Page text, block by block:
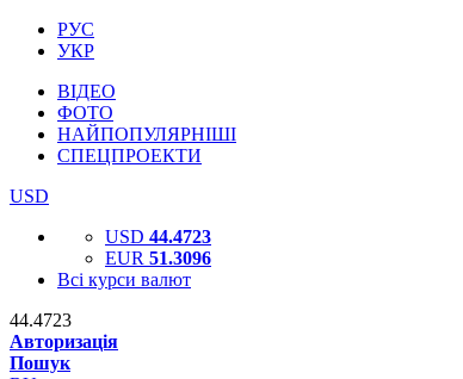
РУС
УКР
ВІДЕО
ФОТО
НАЙПОПУЛЯРНІШІ
СПЕЦПРОЕКТИ
USD
USD 44.4723
EUR 51.3096
Всі курси валют
44.4723
Авторизація
Пошук